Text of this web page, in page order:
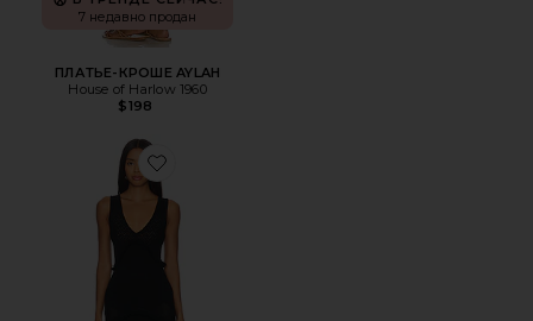
7 недавно продан
ПЛАТЬЕ-КРОШЕ AYLAH
House of Harlow 1960
$198
Favorite МАКСИ ПЛАТЬЕ MAGS